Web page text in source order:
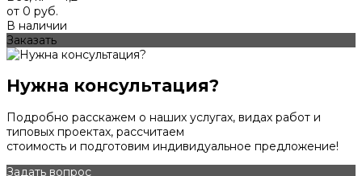
от 0 руб.
В наличии
Заказать
Нужна консультация?
Подробно расскажем о наших услугах, видах работ и
типовых проектах, рассчитаем
стоимость и подготовим индивидуальное предложение!
Задать вопрос